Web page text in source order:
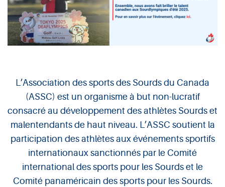
ASSC
L’Association des sports des Sourds du Canada
(ASSC) est un organisme à but non-lucratif
consacré au développement des athlètes Sourds et
malentendants de haut niveau. L’ASSC soutient la
participation des athlètes aux événements sportifs
internationaux sanctionnés par le Comité
international des sports pour les Sourds et le
Comité panaméricain des sports pour les Sourds.